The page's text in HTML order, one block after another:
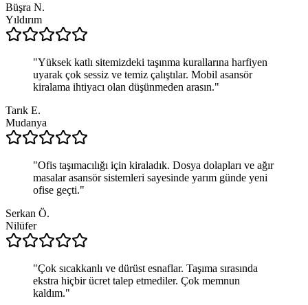
Büşra N.
Yıldırım
"Yüksek katlı sitemizdeki taşınma kurallarına harfiyen
uyarak çok sessiz ve temiz çalıştılar. Mobil asansör
kiralama ihtiyacı olan düşünmeden arasın."
Tarık E.
Mudanya
"Ofis taşımacılığı için kiraladık. Dosya dolapları ve ağır
masalar asansör sistemleri sayesinde yarım günde yeni
ofise geçti."
Serkan Ö.
Nilüfer
"Çok sıcakkanlı ve dürüst esnaflar. Taşıma sırasında
ekstra hiçbir ücret talep etmediler. Çok memnun
kaldım."